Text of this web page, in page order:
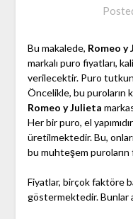
Bu makalede, Romeo y
markalı puro fiyatları,
verilecektir. Puro
Öncelikle, bu puroların
Romeo y Julieta
Her bir puro, el
üretilmektedir. Bu,
bu muhteşem puroların
Fiyatlar, birçok faktöre
göstermektedir. Bunlar